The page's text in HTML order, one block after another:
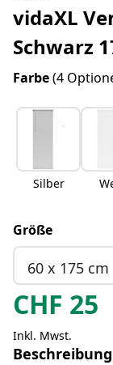
vidaXL
Schwarz
Farbe(4
Silber
Größe
60 x 175 cm
CHF 25
Inkl. Mwst.
Beschreibung